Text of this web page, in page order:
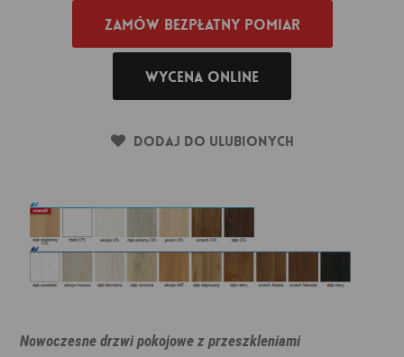
Zamów bezpłatny pomiar
Wycena online
Dodaj do ulubionych
Nowoczesne drzwi pokojowe z przeszkleniami